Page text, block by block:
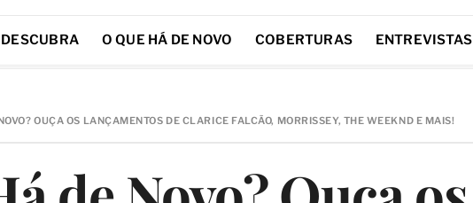
DESCUBRA O QUE HÁ DE NOVO COBERTURAS ENTREVISTAS
OUÇA OS LANÇAMENTOS DE CLARICE FALCÃO, MORRISSEY, THE WEEKND E MAIS!